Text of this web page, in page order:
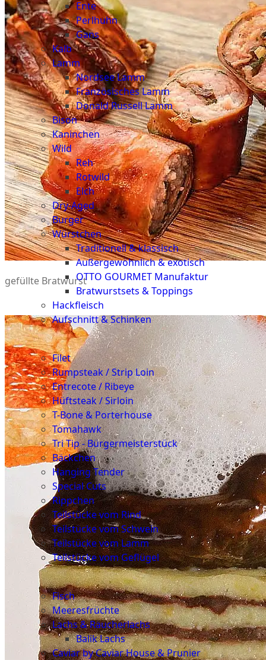
Ente
Perlhuhn
Gans
Kalb
Lamm
Nordsee Lamm
Französisches Lamm
Donald Russell Lamm
Bison
Kaninchen
Wild
Reh
Rotwild
Elch
Dry-Aged
Burger
Würstchen
Traditionell & klassisch
Außergewöhnlich & exotisch
OTTO GOURMET Manufaktur
Bratwurstsets & Toppings
Hackfleisch
Aufschnitt & Schinken
Cuts
Filet
Rumpsteak / Strip Loin
Entrecote / Ribeye
Hüftsteak / Sirloin
T-Bone & Porterhouse
Tomahawk
Tri Tip - Bürgermeisterstück
Bäckchen
Hanging Tender
Special Cuts
Rippchen
Teilstücke vom Rind
Teilstücke vom Schwein
Teilstücke vom Lamm
Teilstücke vom Geflügel
Seafood
Fisch
Meeresfrüchte
Lachs & Räucherlachs
Balik Lachs
Caviar by Caviar House & Prunier
gefüllte Bratwurst